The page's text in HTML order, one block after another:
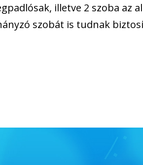
illetve 2 szoba
szobát is tudnak